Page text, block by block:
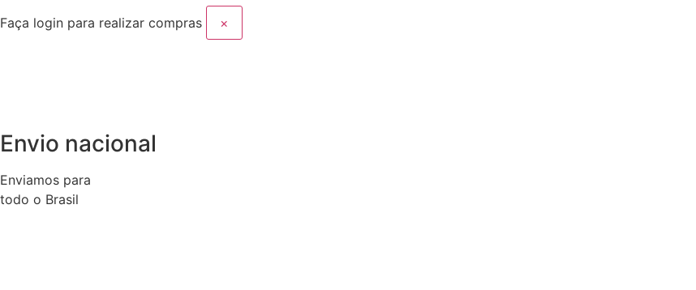
Faça login para realizar compras ×
Envio nacional
Enviamos para
todo o Brasil